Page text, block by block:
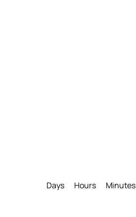
Days Hours Minutes